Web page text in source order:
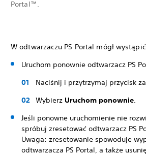
Portal™.
W odtwarzaczu PS Portal mógł
Uruchom ponownie odtwarzacz PS
Naciśnij i przytrzymaj przycisk
Wybierz Uruchom ponownie.
Jeśli ponowne uruchomienie nie
spróbuj zresetować odtwarzacz PS
Uwaga: zresetowanie spowoduje
odtwarzacza PS Portal, a także